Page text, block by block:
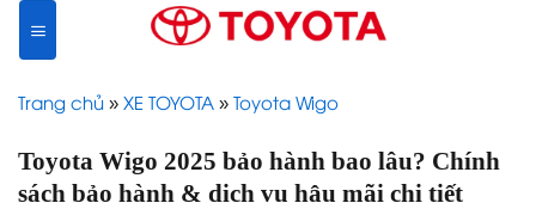
content
Trang chủ » XE TOYOTA » Toyota Wigo
Toyota Wigo 2025 bảo hành bao lâu? Chính
sách bảo hành & dịch vụ hậu mãi chi tiết